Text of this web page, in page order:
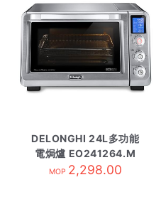
DELONGHI 24L多功能
電焗爐 EO241264.M
MOP 2,298.00